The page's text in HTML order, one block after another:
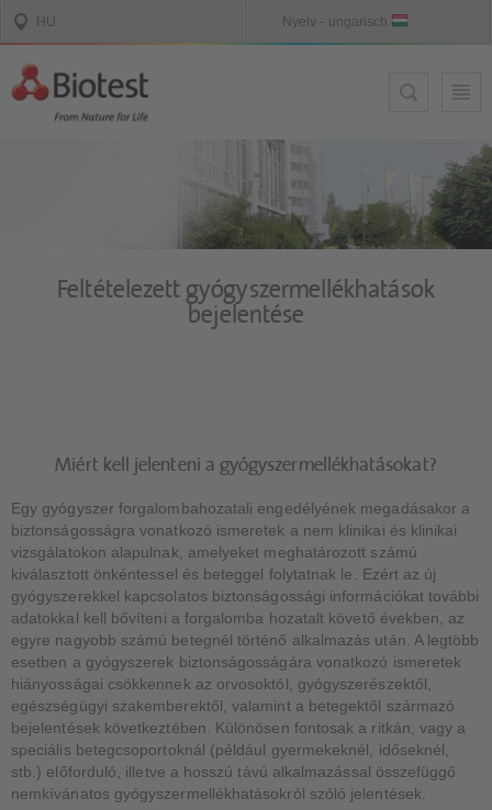
Feltételezett gyógyszermellékhatások
bejelentése
Miért kell jelenteni a gyógyszermellékhatásokat?
Egy gyógyszer forgalombahozatali engedélyének megadásakor a
biztonságosságra vonatkozó ismeretek a nem klinikai és klinikai
vizsgálatokon alapulnak, amelyeket meghatározott számú
kiválasztott önkéntessel és beteggel folytatnak le. Ezért az új
gyógyszerekkel kapcsolatos biztonságossági információkat további
adatokkal kell bővíteni a forgalomba hozatalt követő években, az
egyre nagyobb számú betegnél történő alkalmazás után. A legtöbb
esetben a gyógyszerek biztonságosságára vonatkozó ismeretek
hiányosságai csökkennek az orvosoktól, gyógyszerészektől,
egészségügyi szakemberektől, valamint a betegektől származó
bejelentések következtében. Különösen fontosak a ritkán, vagy a
speciális betegcsoportoknál (például gyermekeknél, időseknél,
stb.) előforduló, illetve a hosszú távú alkalmazással összefüggő
nemkívánatos gyógyszermellékhatásokról szóló jelentések.